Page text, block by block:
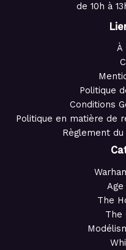
de 10h à
À
Politique
Conditions
Politique en matière de
Règlement
Age
The
The